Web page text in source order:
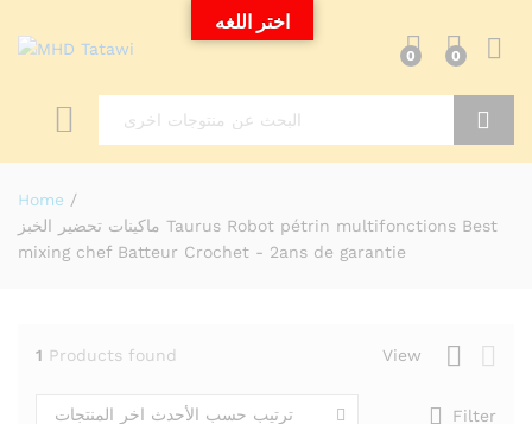
0 0
Home /
ماكينات تحضير الخبز Taurus Robot pétrin multifonctions Best
mixing chef Batteur Crochet - 2ans de garantie
1 Products found View
Filter ترتيب حسب الأحدث اخر المنتجات
اختر اللغه